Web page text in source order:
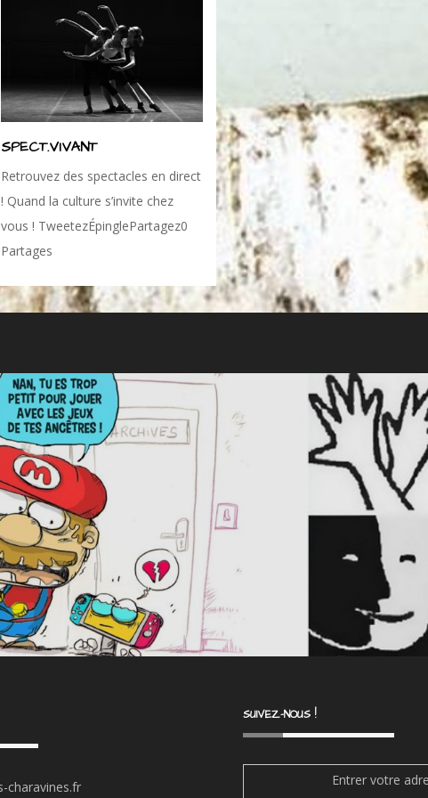
SPECT.VIVANT
Retrouvez des spectacles en direct
! Quand la culture s’invite chez
vous ! TweetezÉpinglePartagez0
Partages
charavines.fr
SUIVEZ-NOUS !
Entrer votre